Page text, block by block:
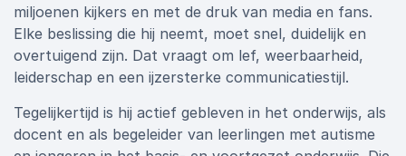
miljoenen kijkers en met de druk van media en fans.
Elke beslissing die hij neemt, moet snel, duidelijk en
overtuigend zijn. Dat vraagt om lef, weerbaarheid,
leiderschap en een ijzersterke communicatiestijl.
Tegelijkertijd is hij actief gebleven in het onderwijs, als
docent en als begeleider van leerlingen met autisme